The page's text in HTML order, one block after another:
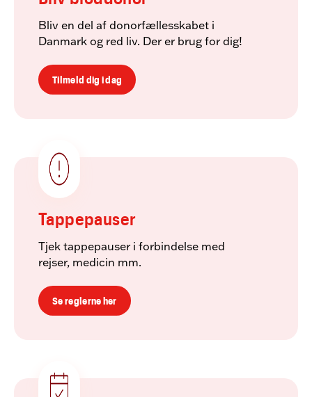
Bliv en del af donorfællesskabet i
Danmark og red liv. Der er brug for dig!
Tilmeld dig i dag
Tappepauser
Tjek tappepauser i forbindelse med
rejser, medicin mm.
Se reglerne her